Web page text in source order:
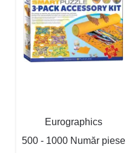
Eurographics
500 - 1000 Număr piese